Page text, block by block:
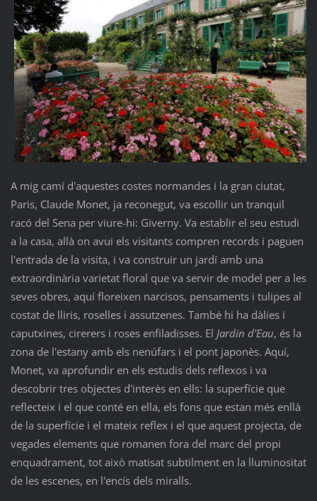
A mig camí d'aquestes costes normandes i la gran ciutat,
Paris, Claude Monet, ja reconegut, va escollir un tranquil
racó del Sena per viure-hi: Giverny. Va establir el seu estudi
a la casa, allà on avui els visitants compren records i paguen
l'entrada de la visita, i va construir un jardí amb una
extraordinària varietat floral que va servir de model per a les
seves obres, aquí floreixen narcisos, pensaments i tulipes al
costat de lliris, roselles i assutzenes. També hi ha dàlies i
caputxines, cirerers i roses enfiladisses. El Jardin d'Eau, és la
zona de l'estany amb els nenúfars i el pont japonès. Aquí,
Monet, va aprofundir en els estudis dels reflexos i va
descobrir tres objectes d'interès en ells: la superfície que
reflecteix i el que conté en ella, els fons que estan més enllà
de la superfície i el mateix reflex i el que aquest projecta, de
vegades elements que romanen fora del marc del propi
enquadrament, tot això matisat subtilment en la lluminositat
de les escenes, en l'encís dels miralls.